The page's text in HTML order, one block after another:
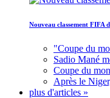
Nouveau classement FIFA
"Coupe du
Sadio Mané
Coupe du
Après le
plus d'articles »